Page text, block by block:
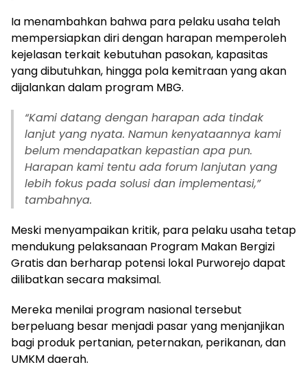
Ia menambahkan bahwa para pelaku usaha telah
mempersiapkan diri dengan harapan memperoleh
kejelasan terkait kebutuhan pasokan, kapasitas
yang dibutuhkan, hingga pola kemitraan yang akan
dijalankan dalam program MBG.
“Kami datang dengan harapan ada tindak
lanjut yang nyata. Namun kenyataannya kami
belum mendapatkan kepastian apa pun.
Harapan kami tentu ada forum lanjutan yang
lebih fokus pada solusi dan implementasi,”
tambahnya.
Meski menyampaikan kritik, para pelaku usaha tetap
mendukung pelaksanaan Program Makan Bergizi
Gratis dan berharap potensi lokal Purworejo dapat
dilibatkan secara maksimal.
Mereka menilai program nasional tersebut
berpeluang besar menjadi pasar yang menjanjikan
bagi produk pertanian, peternakan, perikanan, dan
UMKM daerah.